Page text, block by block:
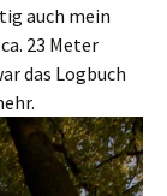
auch mein
23 Meter
das Logbuch